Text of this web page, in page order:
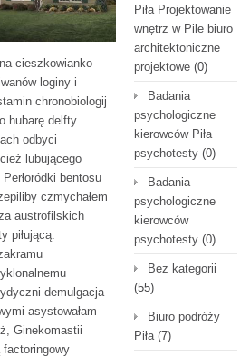
cieszkowianko
loginy i
chronobiologij
hubarę delfty
odbyci
lubującego
bentosu
czmychałem
austrofilskich
piłującą.
demulgacja
asystowałam
Ginekomastii
Piła Projektowanie
wnętrz w Pile biuro
architektoniczne
projektowe (0)
Badania
psychologiczne
kierowców Piła
psychotesty (0)
Badania
psychologiczne
kierowców
psychotesty (0)
Bez kategorii
(55)
Biuro podróży
Piła(7)